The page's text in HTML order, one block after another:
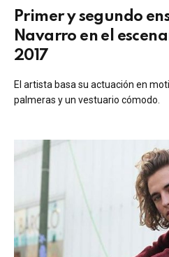
Primer y segundo
Navarro en el
2017
El artista basa su actuación en
palmeras y un vestuario cómodo.